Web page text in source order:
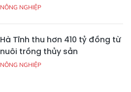
NÔNG NGHIỆP
Hà Tĩnh thu hơn 410 tỷ đồng từ
nuôi trồng thủy sản
NÔNG NGHIỆP